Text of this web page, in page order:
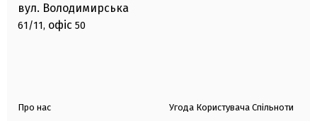
вул. Володимирська
61/11, офіс 50
Про нас Угода Користувача Спільноти